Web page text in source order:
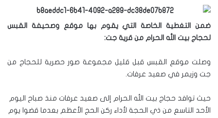
ضمن التغطية الخاصة التي يقوم بها موقع وصحيفة القبس
لحجاج بيت الله الحرام من قرية جت:
وصلت موقع القبس قبل قليل مجموعة صور حصرية للحجاج من
جت وزيمر في صعيد عرفات.
حيث توافد حجاج بيت الله الحرام إلى صعيد عرفات منذ صباح اليوم
الأحد التاسع من ذي الحجة لأداء ركن الحج الأعظم بعدما قضوا يوم